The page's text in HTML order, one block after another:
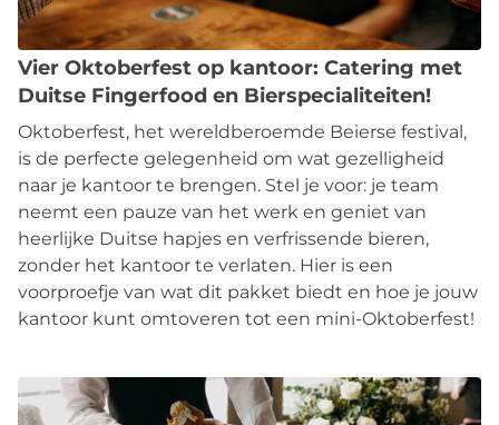
Vier Oktoberfest op kantoor: Catering met
Duitse Fingerfood en Bierspecialiteiten!
Oktoberfest, het wereldberoemde Beierse festival,
is de perfecte gelegenheid om wat gezelligheid
naar je kantoor te brengen. Stel je voor: je team
neemt een pauze van het werk en geniet van
heerlijke Duitse hapjes en verfrissende bieren,
zonder het kantoor te verlaten. Hier is een
voorproefje van wat dit pakket biedt en hoe je jouw
kantoor kunt omtoveren tot een mini-Oktoberfest!